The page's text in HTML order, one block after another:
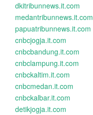
dkitribunnews.it.com
medantribunnews.it.com
papuatribunnews.it.com
cnbcjogja.it.com
cnbcbandung.it.com
cnbclampung.it.com
cnbckaltim.it.com
cnbcmedan.it.com
cnbckalbar.it.com
detikjogja.it.com